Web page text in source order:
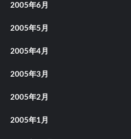
2005年6月
2005年5月
2005年4月
2005年3月
2005年2月
2005年1月